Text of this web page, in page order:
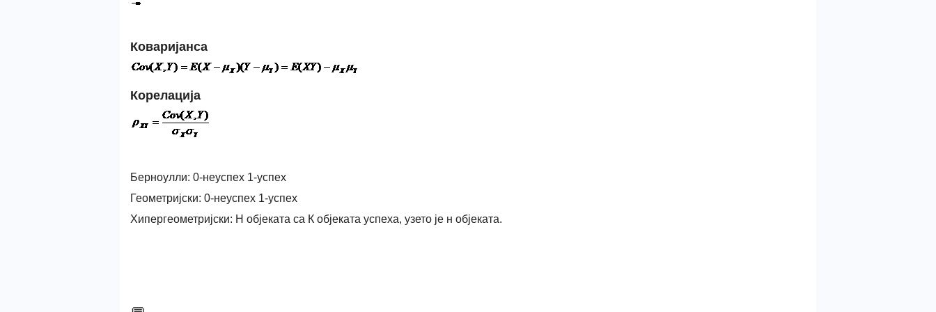
Коваријанса
Корелација
Берноулли: 0-неуспех 1-успех
Геометријски: 0-неуспех 1-успех
Хипергеометријски: Н објеката са К објеката успеха, узето је н објеката.